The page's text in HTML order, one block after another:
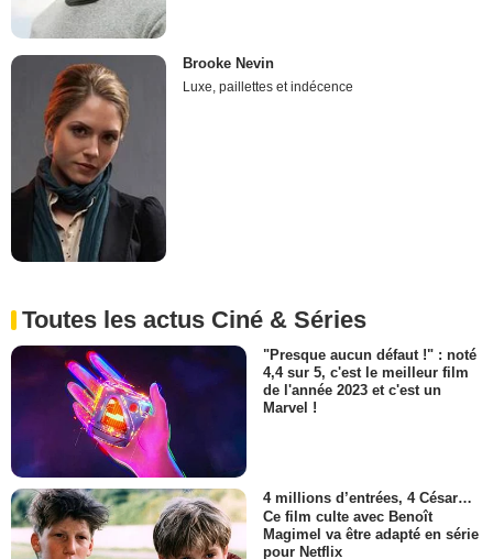
Brooke Nevin
Luxe, paillettes et indécence
Toutes les actus Ciné & Séries
"Presque aucun défaut !" : noté
4,4 sur 5, c'est le meilleur film
de l'année 2023 et c'est un
Marvel !
4 millions d’entrées, 4 César…
Ce film culte avec Benoît
Magimel va être adapté en série
pour Netflix